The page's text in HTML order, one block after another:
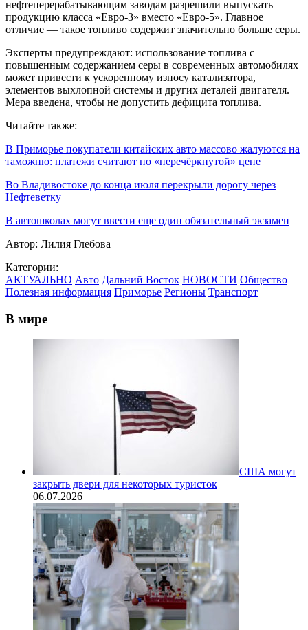
нефтеперерабатывающим заводам разрешили выпускать
продукцию класса «Евро-3» вместо «Евро-5». Главное
отличие — такое топливо содержит значительно больше серы.
Эксперты предупреждают: использование топлива с
повышенным содержанием серы в современных автомобилях
может привести к ускоренному износу катализатора,
элементов выхлопной системы и других деталей двигателя.
Мера введена, чтобы не допустить дефицита топлива.
Читайте также:
В Приморье покупатели китайских авто массово жалуются на
таможню: платежи считают по «перечёркнутой» цене
Во Владивостоке до конца июля перекрыли дорогу через
Нефтеветку
В автошколах могут ввести еще один обязательный экзамен
Автор: Лилия Глебова
Категории:
АКТУАЛЬНО Авто Дальний Восток НОВОСТИ Общество
Полезная информация Приморье Регионы Транспорт
В мире
США могут
закрыть двери для некоторых туристок
06.07.2026